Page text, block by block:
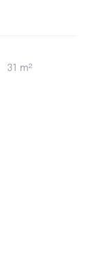
31 m²